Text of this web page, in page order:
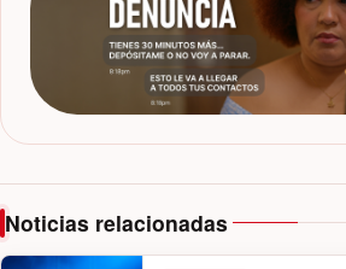
Noticias relacionadas